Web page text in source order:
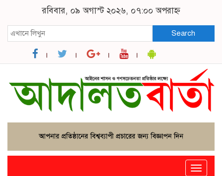
রবিবার, ০৯ অগাস্ট ২০২৬, ০৭:০০ অপরাহ্ন
Search
Toggle